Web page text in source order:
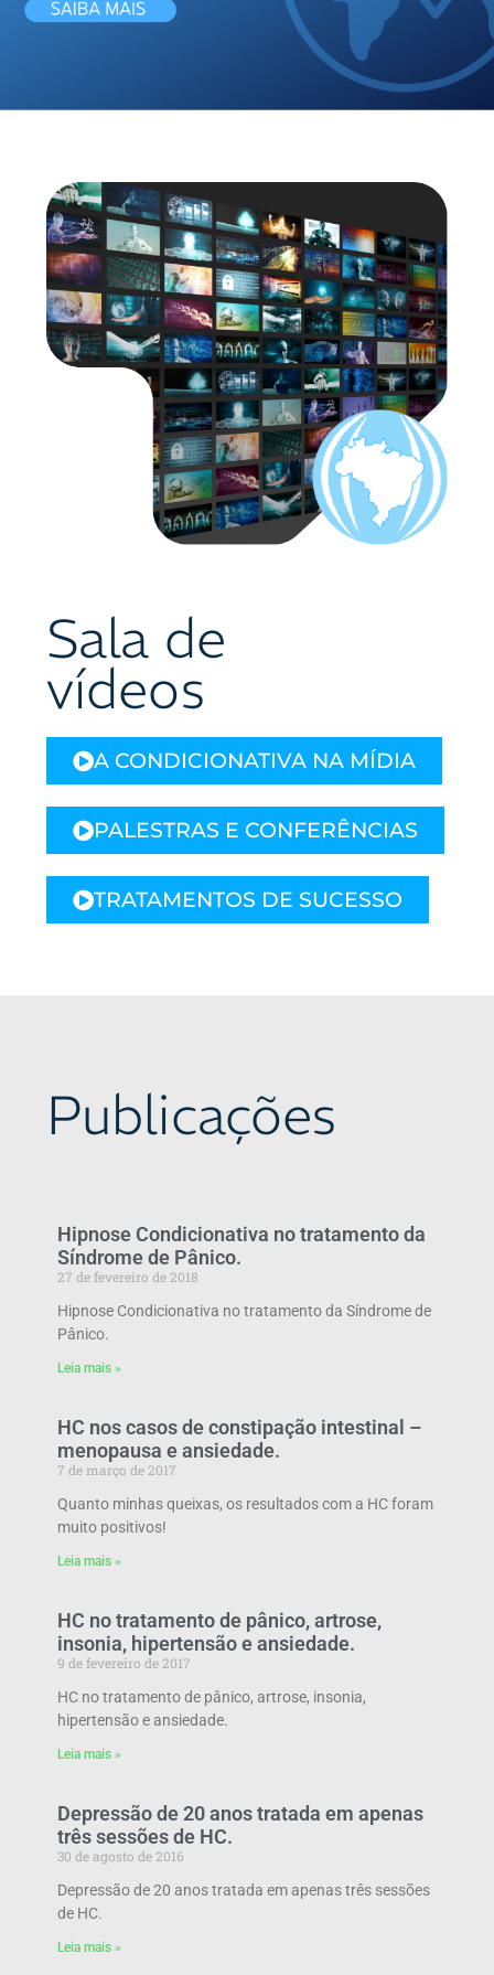
Sala de
vídeos
A CONDICIONATIVA NA MÍDIA
PALESTRAS E CONFERÊNCIAS
TRATAMENTOS DE SUCESSO
Publicações
Hipnose Condicionativa no tratamento da
Síndrome de Pânico.
27 de fevereiro de 2018
Hipnose Condicionativa no tratamento da Síndrome de
Pânico.
Leia mais »
HC nos casos de constipação intestinal –
menopausa e ansiedade.
7 de março de 2017
Quanto minhas queixas, os resultados com a HC foram
muito positivos!
Leia mais »
HC no tratamento de pânico, artrose,
insonia, hipertensão e ansiedade.
9 de fevereiro de 2017
HC no tratamento de pânico, artrose, insonia,
hipertensão e ansiedade.
Leia mais »
Depressão de 20 anos tratada em apenas
três sessões de HC.
30 de agosto de 2016
Depressão de 20 anos tratada em apenas três sessões
de HC.
Leia mais »